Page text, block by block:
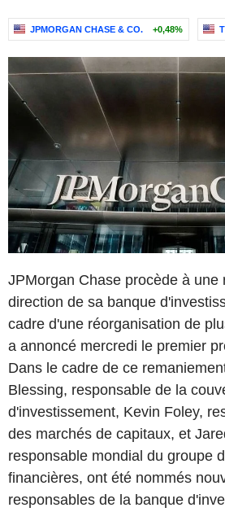
JPMORGAN CHASE & CO. +0,48%
JPMorgan Chase procède à une
direction de sa banque
cadre d'une réorganisation de
a annoncé mercredi le premier
Dans le cadre de ce
Blessing, responsable de la
d'investissement, Kevin Foley,
des marchés de capitaux, et
responsable mondial du groupe
financières, ont été nommés
responsables de la banque